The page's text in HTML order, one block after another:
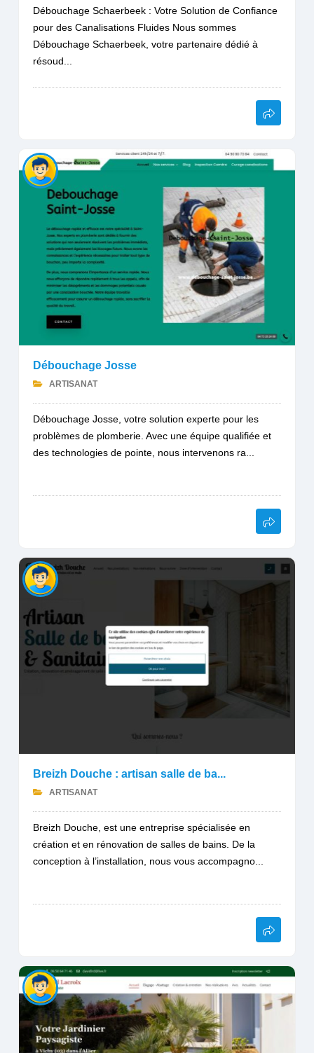
Débouchage Schaerbeek : Votre Solution de Confiance
pour des Canalisations Fluides Nous sommes
Débouchage Schaerbeek, votre partenaire dédié à
résoud...
Débouchage Josse
ARTISANAT
Débouchage Josse, votre solution experte pour les
problèmes de plomberie. Avec une équipe qualifiée et
des technologies de pointe, nous intervenons ra...
Breizh Douche : artisan salle de ba...
ARTISANAT
Breizh Douche, est une entreprise spécialisée en
création et en rénovation de salles de bains. De la
conception à l’installation, nous vous accompagno...